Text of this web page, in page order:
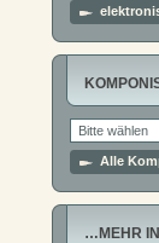
Alle
…MEHR